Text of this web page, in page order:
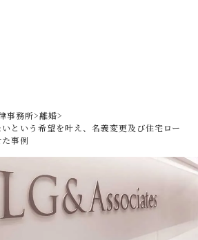
事務所>離婚>
という希望を叶え、名義変更及び住宅ロー
事例